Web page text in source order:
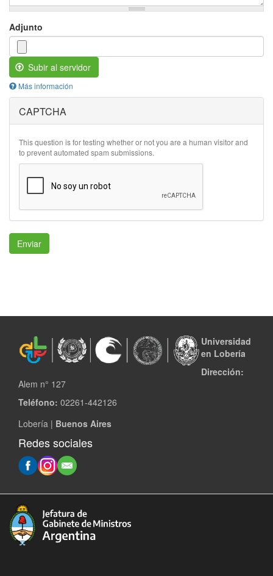
Adjunto
Subir al servidor
Más información
Los
archivos
menores
que
2
Tipos
de
jpg
jpeg
ppt
pptx
odp
xlsx
CAPTCHA
This question is for testing whether or not you are a human visitor and
to prevent automated spam submissions.
Enviar
Universidad
en Lobería
Dirección:
Alem n° 127
Teléfono: 02261-442126
Lobería | Buenos Aires
Redes sociales